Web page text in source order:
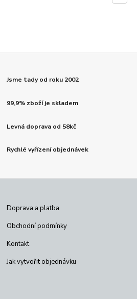
Jsme tady od roku 2002
99,9% zboží je skladem
Levná doprava od 58kč
Rychlé vyřízení objednávek
Doprava a platba
Obchodní podmínky
Kontakt
Jak vytvořit objednávku